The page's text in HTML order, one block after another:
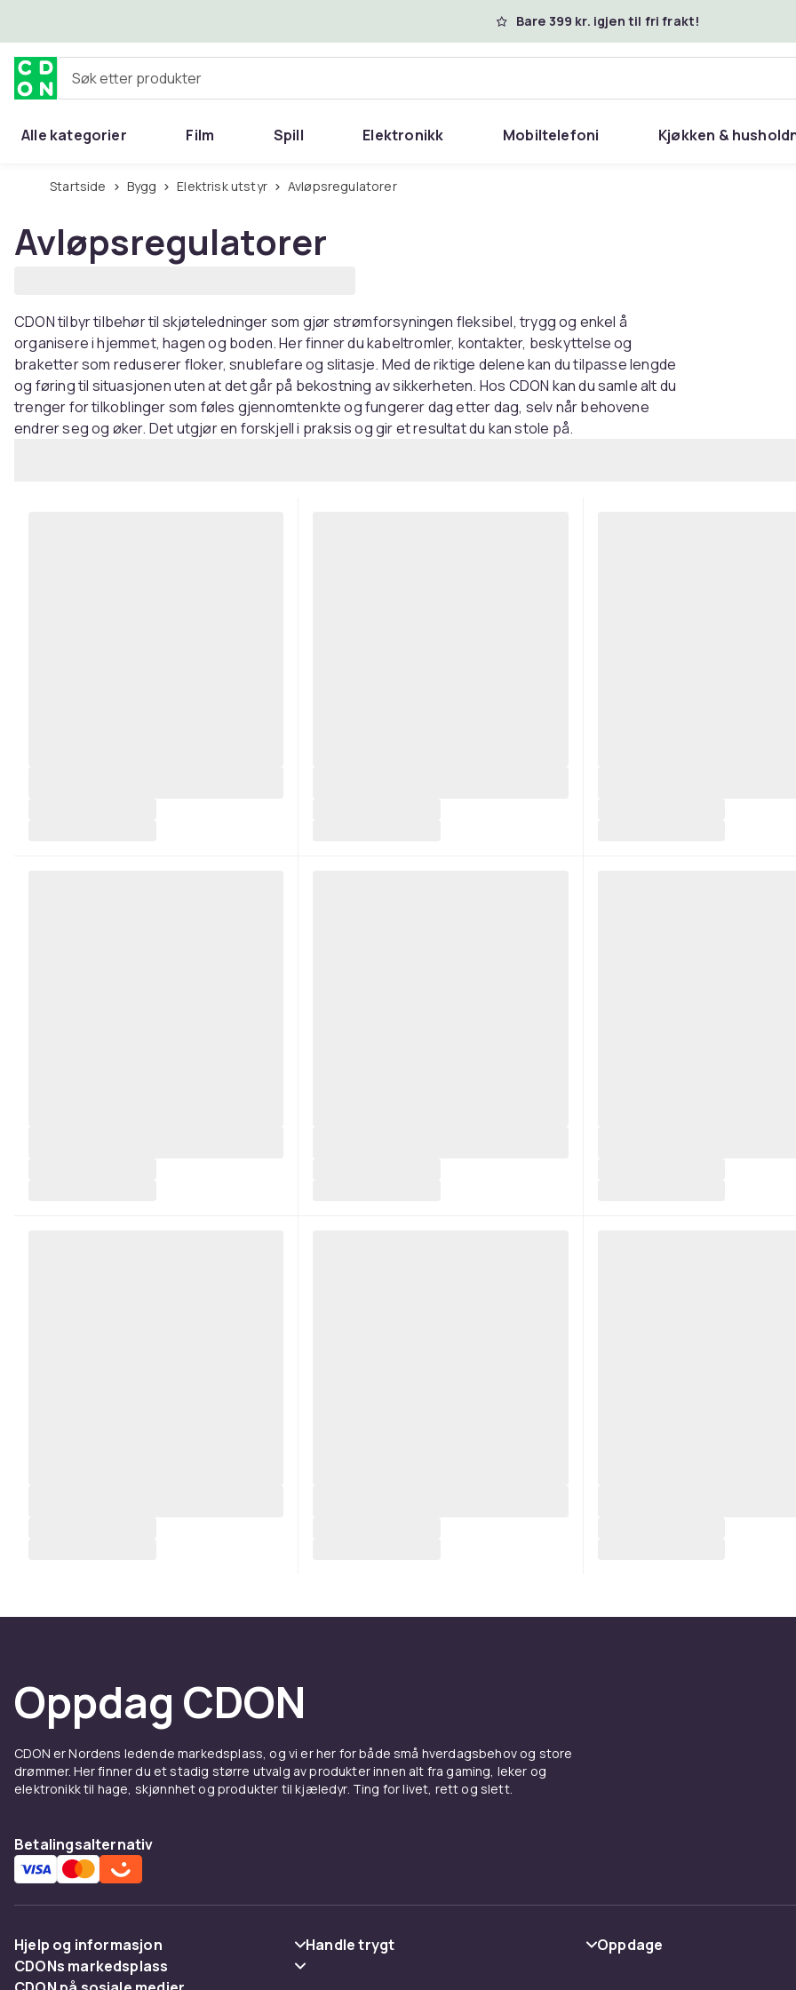
Bare 399 kr. igjen til fri frakt!
Søk etter produkter
Alle kategorier Film Spill Elektronikk Mobiltelefoni Kjøkken &
Startside Bygg Elektrisk utstyr Avløpsregulatorer
Avløpsregulatorer
CDON tilbyr tilbehør til skjøteledninger som gjør strømforsyningen fleksibel, trygg og enkel å
organisere i hjemmet, hagen og boden. Her finner du kabeltromler, kontakter, beskyttelse og
braketter som reduserer floker, snublefare og slitasje. Med de riktige delene kan du tilpasse lengde
og føring til situasjonen uten at det går på bekostning av sikkerheten. Hos CDON kan du samle alt du
trenger for tilkoblinger som føles gjennomtenkte og fungerer dag etter dag, selv når behovene
endrer seg og øker. Det utgjør en forskjell i praksis og gir et resultat du kan stole på.
Oppdag CDON
CDON er Nordens ledende markedsplass, og vi er her for både små hverdagsbehov og store
drømmer. Her finner du et stadig større utvalg av produkter innen alt fra gaming, leker og
elektronikk til hage, skjønnhet og produkter til kjæledyr. Ting for livet, rett og slett.
Betalingsalternativ
Hjelp og informasjon
Vanlige spørsmål
Handle trygt
Oppdage
CDONs markedsplass